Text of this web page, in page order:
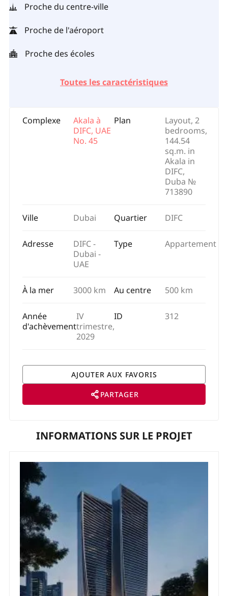
Proche du centre-ville
Proche de l'aéroport
Proche des écoles
Toutes les caractéristiques
Complexe
Akala à
DIFC, UAE
No. 45
Plan
Layout, 2
bedrooms,
144.54
sq.m. in
Akala in
DIFC,
Duba №
713890
Ville Dubai Quartier DIFC
Adresse
DIFC -
Dubai -
UAE
Type Appartement
À la mer 3000 km Au centre 500 km
Année
d'achèvement
IV
trimestre,
2029
ID 312
PARTAGER
INFORMATIONS SUR LE PROJET